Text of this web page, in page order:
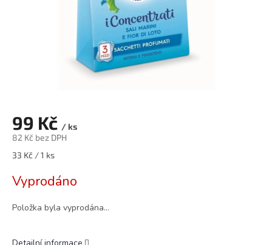
99 Kč / ks
82 Kč bez DPH
Měrná
33 Kč / 1 ks
Vyprodáno
Položka byla vyprodána…